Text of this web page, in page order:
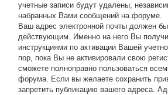
учетные записи будут удалены,
набранных Вами сообщений на форуме.
Ваш адрес электронной почты должен
действующим. Именно на него Вы
инструкциями по активации Вашей
пор, пока Вы не активировали свою
сможете полноправно пользоваться
форума. Если вы желаете сохранить
запретить публикацию вашего адреса.